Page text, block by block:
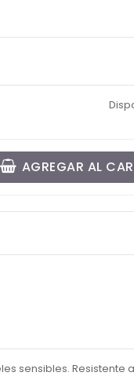
AGREGAR AL
sensibles. Resistente